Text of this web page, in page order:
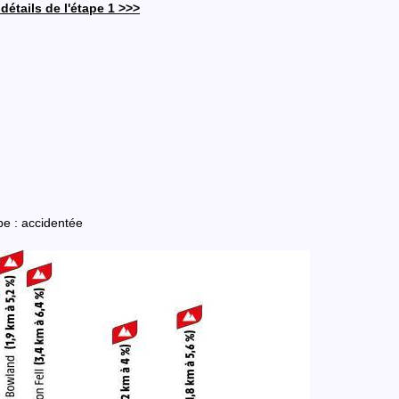
de l'étape 1 >>>
: accidentée